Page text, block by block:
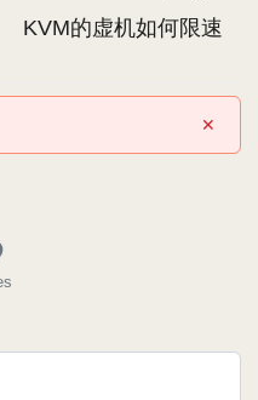
KVM的虚机如何限速